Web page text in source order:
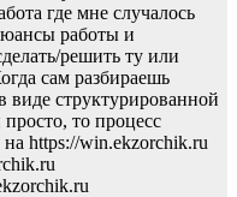
где мне случалось
работы и
решить ту или
сам разбираешь
виде структурированной
то процесс
https://win.ekzorchik.ru